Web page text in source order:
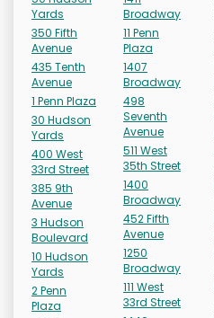
Yards
350 Fifth
Avenue
435 Tenth
Avenue
1 Penn Plaza
30 Hudson
Yards
400 West
33rd Street
385 9th
Avenue
3 Hudson
Boulevard
10 Hudson
Yards
2 Penn
Plaza
Broadway
11 Penn
Plaza
1407
Broadway
498
Seventh
Avenue
511 West
35th Street
1400
Broadway
452 Fifth
Avenue
1250
Broadway
111 West
33rd Street